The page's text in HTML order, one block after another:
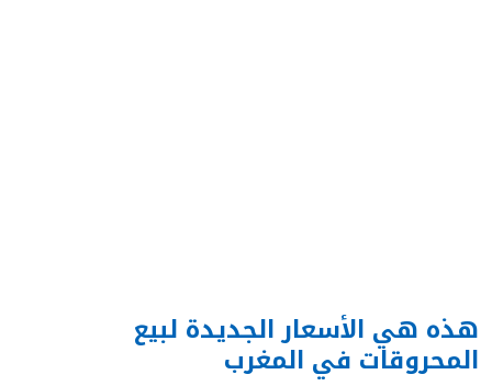
هذه هي الأسعار الجديدة لبيع
المحروقات في المغرب